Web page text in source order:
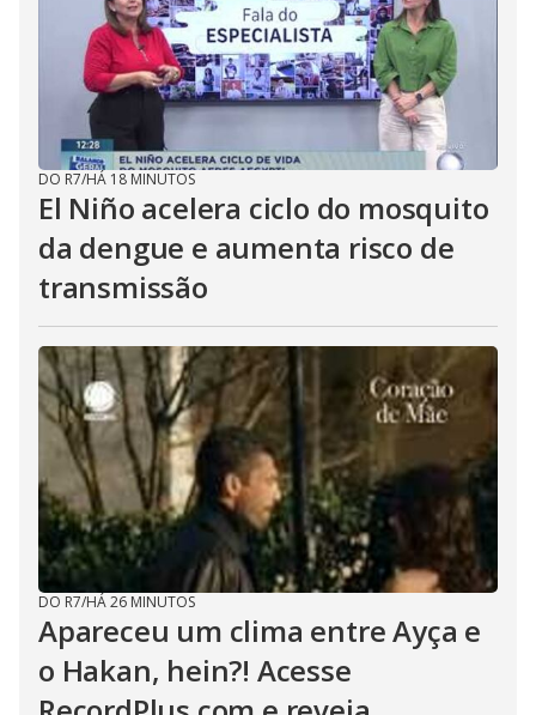
DO R7/HÁ 18 MINUTOS
El Niño acelera ciclo do mosquito
da dengue e aumenta risco de
transmissão
DO R7/HÁ 26 MINUTOS
Apareceu um clima entre Ayça e
o Hakan, hein?! Acesse